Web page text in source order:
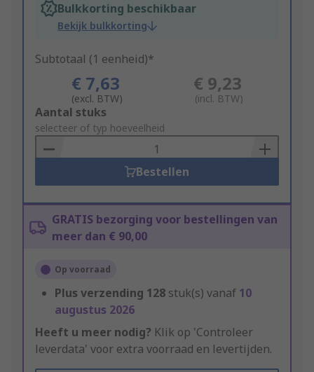
Bulkkorting beschikbaar
Bekijk bulkkorting
Subtotaal (1 eenheid)*
€ 7,63
(excl. BTW)
€ 9,23
(incl. BTW)
Add
to
Basket
Aantal stuks
selecteer of typ hoeveelheid
Bestellen
GRATIS bezorging voor bestellingen van
meer dan € 90,00
Op voorraad
Plus verzending 128 stuk(s) vanaf 10
augustus 2026
Heeft u meer nodig? Klik op 'Controleer
leverdata' voor extra voorraad en levertijden.